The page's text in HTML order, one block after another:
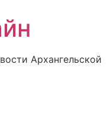
Архангельской